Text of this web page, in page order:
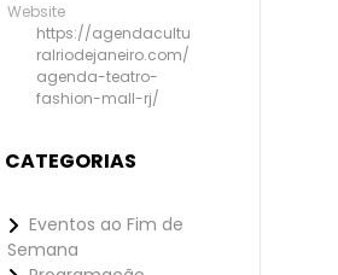
Website
https://agendacultu
ralriodejaneiro.com/
agenda-teatro-
fashion-mall-rj/
CATEGORIAS
Eventos ao Fim de
Semana